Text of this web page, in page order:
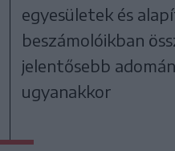
egyesületek és
beszámolóikban
jelentősebb
ugyanakkor